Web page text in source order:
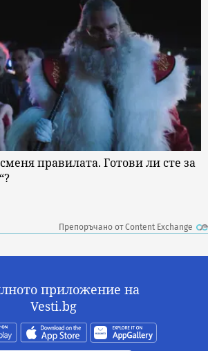
правилата. Готови ли сте за
Препоръчано от Content Exchange
приложение на
Vesti.bg